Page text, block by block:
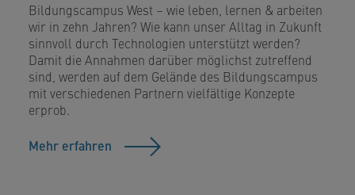
Bildungscampus West – wie leben, lernen & arbeiten
wir in zehn Jahren? Wie kann unser Alltag in Zukunft
sinnvoll durch Technologien unterstützt werden?
Damit die Annahmen darüber möglichst zutreffend
sind, werden auf dem Gelände des Bildungscampus
mit verschiedenen Partnern vielfältige Konzepte
erprob.
Mehr erfahren